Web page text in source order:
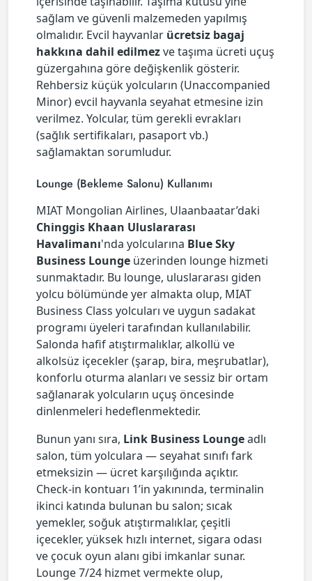
sağlam ve güvenli malzemeden yapılmış
olmalıdır. Evcil hayvanlar ücretsiz bagaj
hakkına dahil edilmezve taşıma ücreti uçuş
güzergahına göre değişkenlik gösterir.
Rehbersiz küçük yolcuların (Unaccompanied
Minor) evcil hayvanla seyahat etmesine izin
verilmez. Yolcular, tüm gerekli evrakları
(sağlık sertifikaları, pasaport vb.)
sağlamaktan sorumludur.
Lounge (Bekleme Salonu) Kullanımı
MIAT Mongolian Airlines, Ulaanbaatar’daki
Chinggis Khaan Uluslararası
Havalimanı'nda yolcularına Blue Sky
Business Lounge üzerinden lounge hizmeti
sunmaktadır. Bu lounge, uluslararası giden
yolcu bölümünde yer almakta olup, MIAT
Business Class yolcuları ve uygun sadakat
programı üyeleri tarafından kullanılabilir.
Salonda hafif atıştırmalıklar, alkollü ve
alkolsüz içecekler (şarap, bira, meşrubatlar),
konforlu oturma alanları ve sessiz bir ortam
sağlanarak yolcuların uçuş öncesinde
dinlenmeleri hedeflenmektedir.
Bunun yanı sıra, Link Business Loungeadlı
salon, tüm yolculara — seyahat sınıfı fark
etmeksizin — ücret karşılığında açıktır.
Check-in kontuarı 1’in yakınında, terminalin
ikinci katında bulunan bu salon; sıcak
yemekler, soğuk atıştırmalıklar, çeşitli
içecekler, yüksek hızlı internet, sigara odası
ve çocuk oyun alanı gibi imkanlar sunar.
Lounge 7/24 hizmet vermekte olup,